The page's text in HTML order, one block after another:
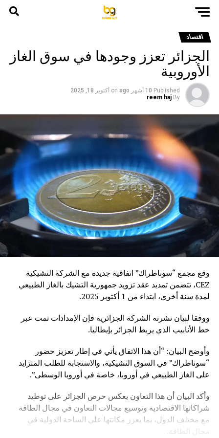
اقتصاد
الجزائر تعزز وجودها في سوق الغاز
الأوروبية
Published 10 أشهر ago on أكتوبر 18, 2025
By
reem haj
وقع مجمع “سوناطراك” اتفاقية جديدة مع الشركة التشيكية
CEZ، تتضمن تمديد عقد تزويد جمهورية التشيك بالغاز الطبيعي
لمدة سنة أخرى، ابتداء من 1 أكتوبر 2025.
ووفقا لبيان نشرته الشركة الجزائرية فإن الإمدادات تمت عبر
خط الأنابيب الذي يربط الجزائر بإيطاليا.
وأوضح البيان: “أن هذا الاتفاق يأتي في إطار تعزيز حضور
“سوناطراك” في السوق التشيكية، والاستجابة للطلب المتزايد
على الغاز الطبيعي في أوروبا، خاصة في أوروبا الوسطى”.
وأكد البيان أن هذا التعاون يعكس حرص الجزائر على توطيد
شراكاتها الاقتصادية وتوسيع مجالات التعاون في مجال الطاقة
مع مختلف الدول، بما يعزز مكانتها على الساحة الدولية في
مجال الطاقة.